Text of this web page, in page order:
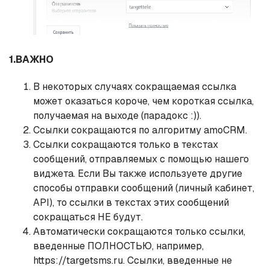
1.ВАЖНО
В некоторых случаях сокращаемая ссылка
может оказаться короче, чем короткая ссылка,
получаемая на выходе (парадокс :)).
Ссылки сокращаются по алгоритму amoCRM.
Ссылки сокращаются только в текстах
сообщений, отправляемых с помощью нашего
виджета. Если Вы также используете другие
способы отправки сообщений (личный кабинет,
API), то ссылки в текстах этих сообщений
сокращаться НЕ будут.
Автоматически сокращаются только ссылки,
введенные ПОЛНОСТЬЮ, например,
https://targetsms.ru. Ссылки, введенные не